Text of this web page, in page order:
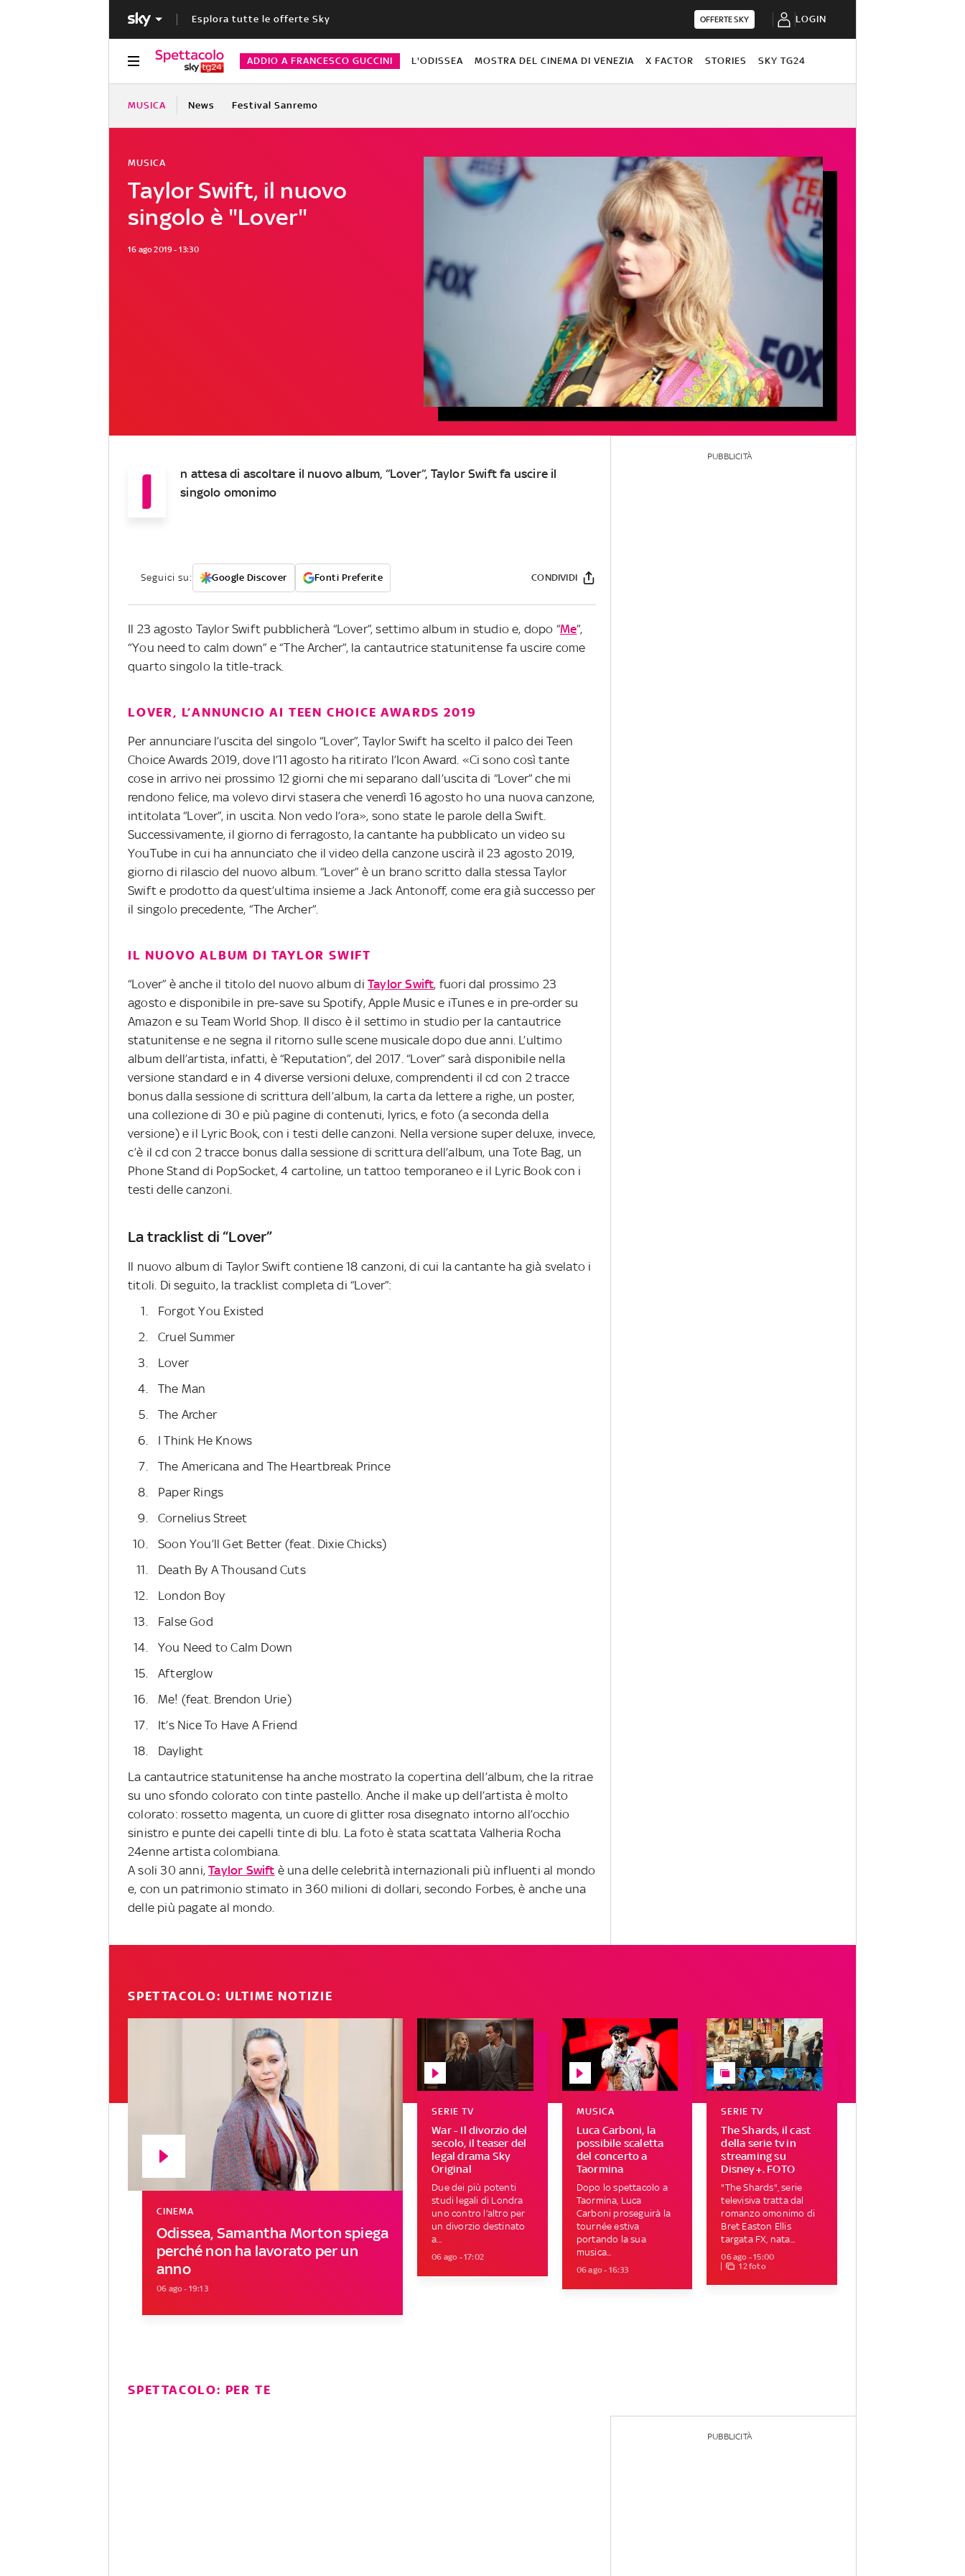
Esplora tutte le offerte Sky OFFERTE SKY LOGIN
ADDIO A FRANCESCO GUCCINI L'ODISSEA MOSTRA DEL CINEMA DI VENEZIA X FACTOR STORIES SKY TG24
MUSICA News Festival Sanremo
Taylor Swift, il nuovo
singolo è "Lover"
MUSICA
16 ago 2019 - 13:30
I
n attesa di ascoltare il nuovo album, “Lover”, Taylor Swift fa uscire il
singolo omonimo
Seguici su: Google Discover Fonti Preferite CONDIVIDI
Il 23 agosto Taylor Swift pubblicherà “Lover”, settimo album in studio e, dopo “Me”,
“You need to calm down” e “The Archer”, la cantautrice statunitense fa uscire come
quarto singolo la title-track.
LOVER, L’ANNUNCIO AI TEEN CHOICE AWARDS 2019
Per annunciare l’uscita del singolo “Lover”, Taylor Swift ha scelto il palco dei Teen
Choice Awards 2019, dove l’11 agosto ha ritirato l’Icon Award. «Ci sono così tante
cose in arrivo nei prossimo 12 giorni che mi separano dall’uscita di “Lover” che mi
rendono felice, ma volevo dirvi stasera che venerdì 16 agosto ho una nuova canzone,
intitolata “Lover”, in uscita. Non vedo l’ora», sono state le parole della Swift.
Successivamente, il giorno di ferragosto, la cantante ha pubblicato un video su
YouTube in cui ha annunciato che il video della canzone uscirà il 23 agosto 2019,
giorno di rilascio del nuovo album. “Lover” è un brano scritto dalla stessa Taylor
Swift e prodotto da quest’ultima insieme a Jack Antonoff, come era già successo per
il singolo precedente, “The Archer”.
IL NUOVO ALBUM DI TAYLOR SWIFT
“Lover” è anche il titolo del nuovo album di Taylor Swift, fuori dal prossimo 23
agosto e disponibile in pre-save su Spotify, Apple Music e iTunes e in pre-order su
Amazon e su Team World Shop. Il disco è il settimo in studio per la cantautrice
statunitense e ne segna il ritorno sulle scene musicale dopo due anni. L’ultimo
album dell’artista, infatti, è “Reputation”, del 2017. “Lover” sarà disponibile nella
versione standard e in 4 diverse versioni deluxe, comprendenti il cd con 2 tracce
bonus dalla sessione di scrittura dell’album, la carta da lettere a righe, un poster,
una collezione di 30 e più pagine di contenuti, lyrics, e foto (a seconda della
versione) e il Lyric Book, con i testi delle canzoni. Nella versione super deluxe, invece,
c’è il cd con 2 tracce bonus dalla sessione di scrittura dell’album, una Tote Bag, un
Phone Stand di PopSocket, 4 cartoline, un tattoo temporaneo e il Lyric Book con i
testi delle canzoni.
La tracklist di “Lover”
Il nuovo album di Taylor Swift contiene 18 canzoni, di cui la cantante ha già svelato i
titoli. Di seguito, la tracklist completa di “Lover”:
Forgot You Existed
Cruel Summer
Lover
The Man
The Archer
I Think He Knows
The Americana and The Heartbreak Prince
Paper Rings
Cornelius Street
Soon You’ll Get Better (feat. Dixie Chicks)
Death By A Thousand Cuts
London Boy
False God
You Need to Calm Down
Afterglow
Me! (feat. Brendon Urie)
It’s Nice To Have A Friend
Daylight
La cantautrice statunitense ha anche mostrato la copertina dell’album, che la ritrae
su uno sfondo colorato con tinte pastello. Anche il make up dell’artista è molto
colorato: rossetto magenta, un cuore di glitter rosa disegnato intorno all’occhio
sinistro e punte dei capelli tinte di blu. La foto è stata scattata Valheria Rocha
24enne artista colombiana.
A soli 30 anni,Taylor Swift è una delle celebrità internazionali più influenti al mondo
e, con un patrimonio stimato in 360 milioni di dollari, secondo Forbes, è anche una
delle più pagate al mondo.
PUBBLICITÀ
SPETTACOLO: ULTIME NOTIZIE
Odissea, Samantha Morton spiega
perché non ha lavorato per un
anno
CINEMA
06 ago - 19:13
War - Il divorzio del
secolo, il teaser del
legal drama Sky
Original
SERIE TV
Due dei più potenti
studi legali di Londra
uno contro l’altro per
un divorzio destinato
a...
06 ago - 17:02
Luca Carboni, la
possibile scaletta
del concerto a
Taormina
MUSICA
Dopo lo spettacolo a
Taormina, Luca
Carboni proseguirà la
tournée estiva
portando la sua
musica...
06 ago - 16:33
The Shards, il cast
della serie tv in
streaming su
Disney+. FOTO
SERIE TV
"The Shards", serie
televisiva tratta dal
romanzo omonimo di
Bret Easton Ellis
targata FX, nata...
06 ago - 15:00
12 foto
SPETTACOLO: PER TE
PUBBLICITÀ